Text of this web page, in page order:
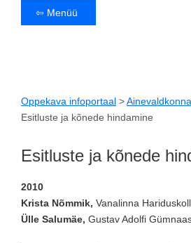
⇦ Menüü
Oppekava infoportaal >
Esitluste ja kõnede hindamine
Esitluste ja kõnede
2010
Krista Nõmmik, Vanalinna
Ülle Salumäe, Gustav Adolfi